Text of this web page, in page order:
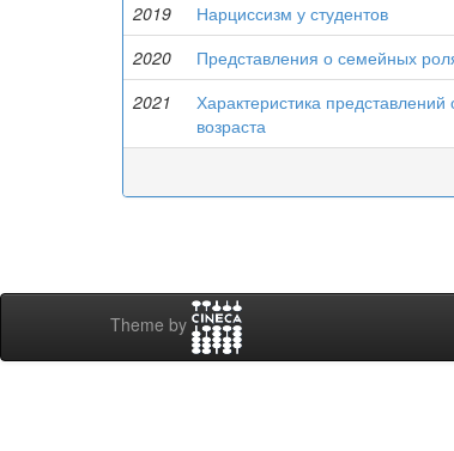
2019 Нарциссизм у студентов
2020
Представления о семейных
2021
Характеристика
возраста
Theme by